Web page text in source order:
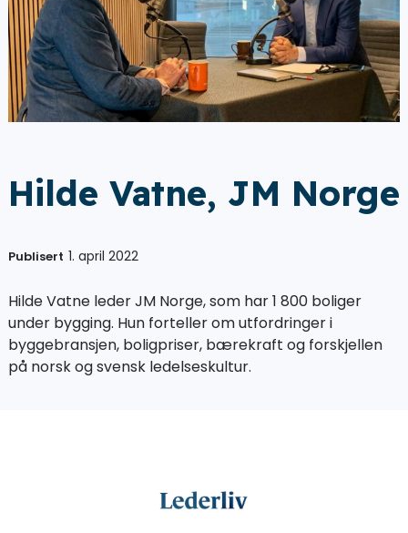
Hilde Vatne, JM Norge
Publisert 1. april 2022
Hilde Vatne leder JM Norge, som har 1 800 boliger
under bygging. Hun forteller om utfordringer i
byggebransjen, boligpriser, bærekraft og forskjellen
på norsk og svensk ledelseskultur.